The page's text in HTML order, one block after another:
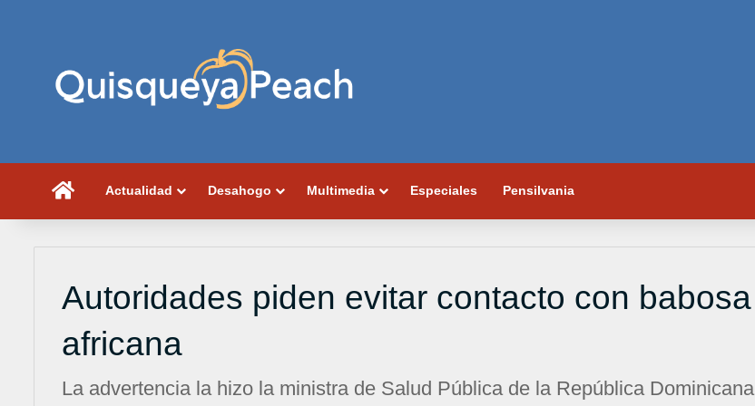
PortadaActualidad Desahogo Multimedia Especiales Pensilvania
Autoridades piden evitar contacto con babosa
africana
La advertencia la hizo la ministra de Salud Pública de la República Dominicana